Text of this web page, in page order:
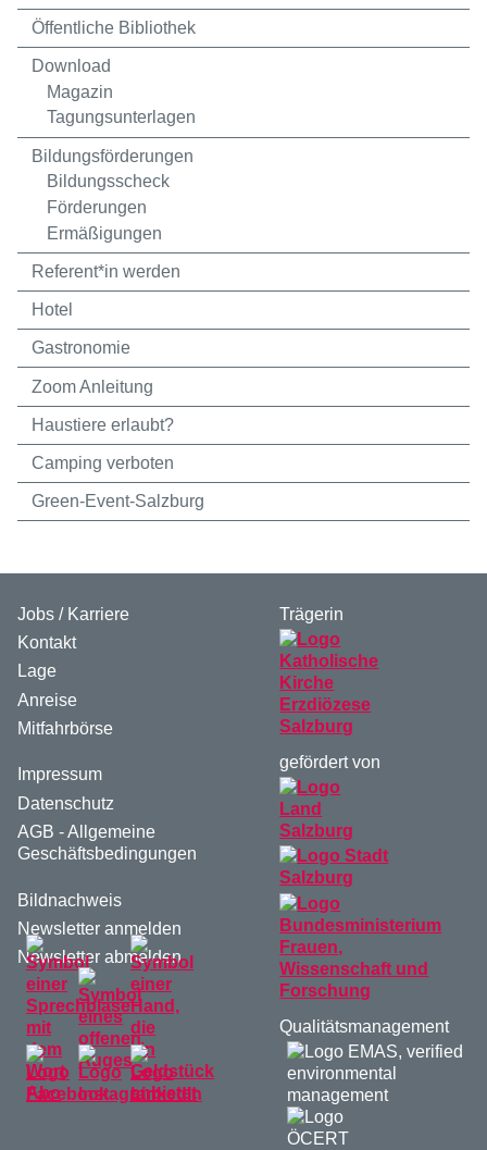
Öffentliche Bibliothek
Download
Magazin
Tagungsunterlagen
Bildungsförderungen
Bildungsscheck
Förderungen
Ermäßigungen
Referent*in werden
Hotel
Gastronomie
Zoom Anleitung
Haustiere erlaubt?
Camping verboten
Green-Event-Salzburg
Jobs / Karriere
Kontakt
Lage
Anreise
Mitfahrbörse
Impressum
Datenschutz
AGB - Allgemeine
Geschäftsbedingungen
Bildnachweis
Newsletter anmelden
Newsletter abmelden
Trägerin
gefördert von
Qualitätsmanagement